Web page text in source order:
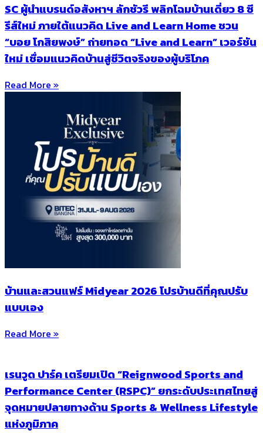
SC ผู้นำแบรนด์อสังหาฯ ลักชัวรี พลิกโฉมบ้านเดี่ยว 8 ซี
รีส์ใหม่ ภายใต้แนวคิด Live and Learn Home ชวน
“บอย โกสิยพงษ์” ถ่ายทอด “Live and Learn” เวอร์ชัน
ใหม่ เชื่อมแนวคิดบ้านสู่ชีวิตจริงของผู้บริโภค
Read More »
บ้านและสวนแฟร์ Midyear 2026 โปรบ้านดีที่คุณปรับ
แบบเอง
Read More »
เรนวูด ปาร์ค เตรียมเปิด “Reignwood Sports and
Performance Center (RSPC)” ยกระดับประเทศไทยสู่
จุดหมายปลายทางด้าน Sports & Wellness Lifestyle
แห่งภูมิภาค